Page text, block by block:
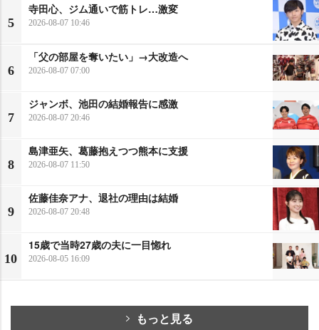
5
寺田心、ジム通いで筋トレ…激変
2026-08-07 10:46
6
「父の部屋を奪いたい」→大改造へ
2026-08-07 07:00
7
ジャンボ、池田の結婚報告に感激
2026-08-07 20:46
8
島津亜矢、葛藤抱えつつ熊本に支援
2026-08-07 11:50
9
佐藤佳奈アナ、退社の理由は結婚
2026-08-07 20:48
10
15歳で当時27歳の夫に一目惚れ
2026-08-05 16:09
もっと見る